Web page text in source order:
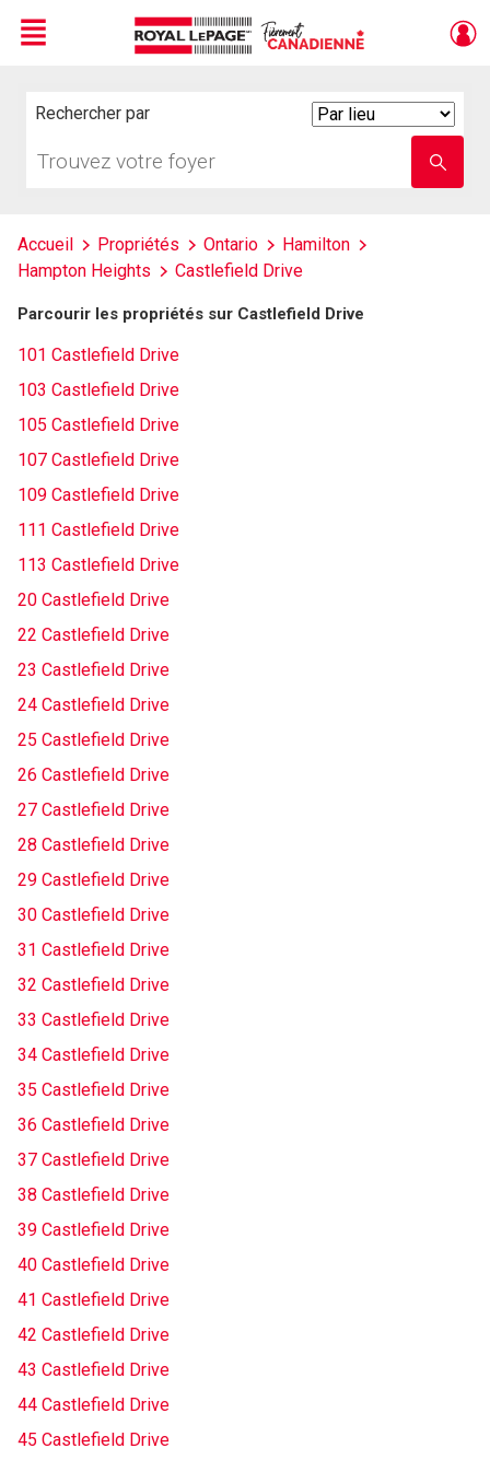
Menu
Rechercher par
votre
nom
Accueil Propriétés Ontario
Hamilton
Hampton Heights
Castlefield Drive
Parcourir les propriétés sur Castlefield Drive
101 Castlefield Drive
103 Castlefield Drive
105 Castlefield Drive
107 Castlefield Drive
109 Castlefield Drive
111 Castlefield Drive
113 Castlefield Drive
20 Castlefield Drive
22 Castlefield Drive
23 Castlefield Drive
24 Castlefield Drive
25 Castlefield Drive
26 Castlefield Drive
27 Castlefield Drive
28 Castlefield Drive
29 Castlefield Drive
30 Castlefield Drive
31 Castlefield Drive
32 Castlefield Drive
33 Castlefield Drive
34 Castlefield Drive
35 Castlefield Drive
36 Castlefield Drive
37 Castlefield Drive
38 Castlefield Drive
39 Castlefield Drive
40 Castlefield Drive
41 Castlefield Drive
42 Castlefield Drive
43 Castlefield Drive
44 Castlefield Drive
45 Castlefield Drive